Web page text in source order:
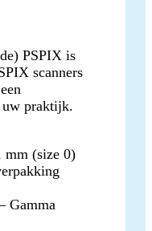
PSPIX is
scanners
praktijk.
mm (size 0)
Gamma